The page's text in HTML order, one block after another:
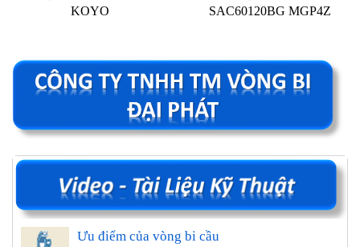
KOYO
SAC60120BG MGP4Z
Ưu điểm của vòng bi cầu